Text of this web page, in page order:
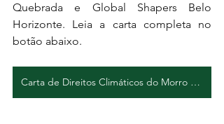
Quebrada e Global Shapers Belo
Horizonte. Leia a carta completa no
botão abaixo.
Carta de Direitos Climáticos do Morro do Papagaio